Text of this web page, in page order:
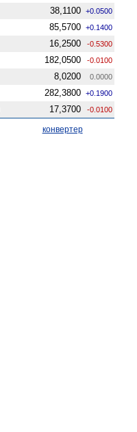
38,1100 +0.0500
85,5700 +0.1400
16,2500 -0.5300
182,0500 -0.0100
8,0200 0.0000
282,3800 +0.1900
17,3700 -0.0100
конвертер